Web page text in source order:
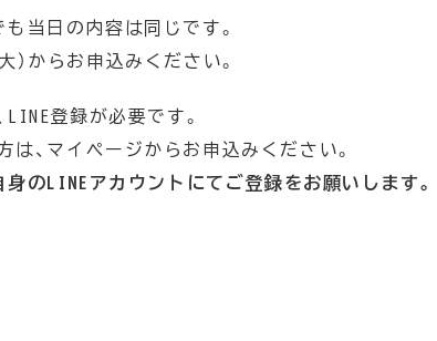
当日の内容は同じです。
）からお申込みください。
登録が必要です。
、マイページからお申込みください。
のLINEアカウントにてご登録をお願いします。